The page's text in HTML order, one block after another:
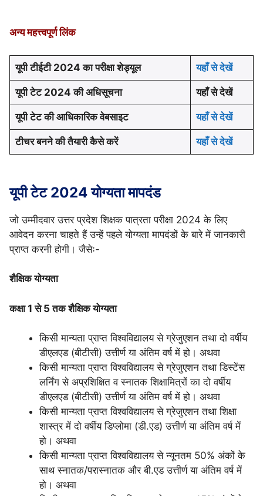
अन्य महत्त्वपूर्ण लिंक
यूपी टीईटी 2024 का परीक्षा शेड्यूल यहाँ से देखें
यूपी टेट 2024 की अधिसूचना यहाँ से देखें
यूपी टेट की आधिकारिक वेबसाइट यहाँ से देखें
टीचर बनने की तैयारी कैसे करें यहाँ से देखें
यूपी टेट 2024 योग्यता मापदंड
जो उम्मीदवार उत्तर प्रदेश शिक्षक पात्रता परीक्षा 2024 के लिए
आवेदन करना चाहते हैं उन्हें पहले योग्यता मापदंडों के बारे में जानकारी
प्राप्त करनी होगी। जैसेः-
शैक्षिक योग्यता
कक्षा 1 से 5 तकशैक्षिकयोग्यता
किसी मान्यता प्राप्त विश्वविद्यालय से ग्रेजुएशन तथा दो वर्षीय
डीएलएड (बीटीसी) उत्तीर्ण या अंतिम वर्ष में हो। अथवा
किसी मान्यता प्राप्त विश्वविद्यालय से ग्रेजुएशन तथा डिस्टेंस
लर्निंग से अप्रशिक्षित व स्नातक शिक्षामित्रों का दो वर्षीय
डीएलएड (बीटीसी) उत्तीर्ण या अंतिम वर्ष में हो। अथवा
किसी मान्यता प्राप्त विश्वविद्यालय से ग्रेजुएशन तथा शिक्षा
शास्त्र में दो वर्षीय डिप्लोमा (डी.एड) उत्तीर्ण या अंतिम वर्ष में
हो। अथवा
किसी मान्यता प्राप्त विश्वविद्यालय से न्यूनतम 50% अंकों के
साथ स्नातक/परास्नातक और बी.एड उत्तीर्ण या अंतिम वर्ष में
हो। अथवा